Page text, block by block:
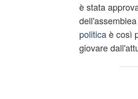
è stata
politicaè così
giovare